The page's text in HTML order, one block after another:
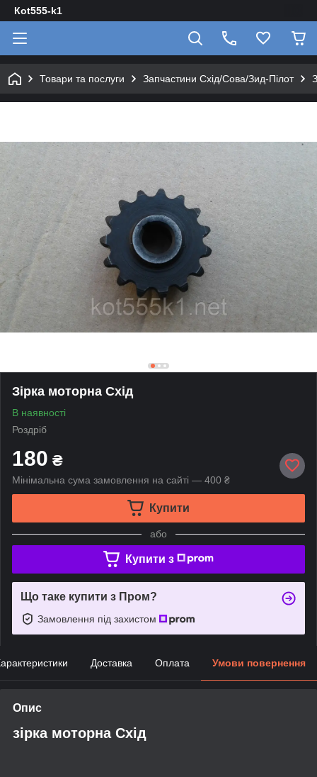
Кot555-k1
Товари та послуги Запчастини Схід/Сова/Зид-Пілот
Зірка моторна Схід
В наявності
Роздріб
180 ₴
Мінімальна сума замовлення на сайті — 400 ₴
Купити
або
Купити з
Що таке купити з Пром?
Замовлення під захистом
Доставка Оплата Умови повернення
Опис
зірка моторна Схід